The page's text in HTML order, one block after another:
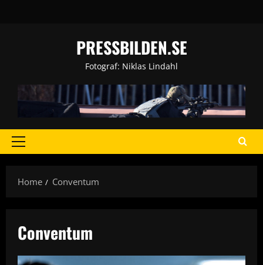
PRESSBILDEN.SE
Fotograf: Niklas Lindahl
Primary
Home
Conventum
Conventum